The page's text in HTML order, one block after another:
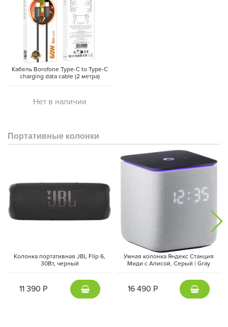
Кабель Borofone Type-C to Type-C
charging data cable (2 метра)
Нет в наличии
Портативные колонки
Колонка портативная JBL Flip 6,
30Вт, черный
11 390 Р
Умная колонка Яндекс Станция
Миди с Алисой, Cерый | Gray
16 490 Р